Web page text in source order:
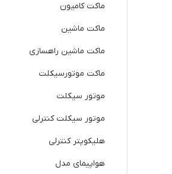
ماکت کامیون
ماکت ماشین
ماکت ماشین راهسازی
ماکت موتورسیکلت
موتور سیکلت
موتور سیکلت کنترلی
هلیکوپتر کنترلی
هواپیمای مدل